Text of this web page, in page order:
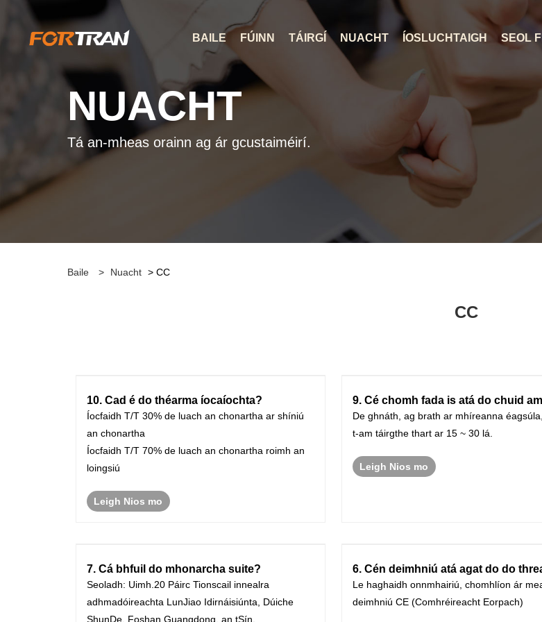
BAILE FÚINN TÁIRGÍ NUACHT ÍOSLUCHTAIGH SEOL
NUACHT
Tá an-mheas orainn ag ár gcustaiméirí.
Baile > Nuacht > CC
CC
10. Cad é do théarma íocaíochta?
Íocfaidh T/T 30% de luach an chonartha ar shíniú
an chonartha
Íocfaidh T/T 70% de luach an chonartha roimh an
loingsiú
Leigh Nios mo
9. Cé chomh fada is atá do chuid
seachadta?
De ghnáth, ag brath ar mhíreanna
t-am táirgthe thart ar 15 ~ 30 lá.
Leigh Nios mo
7. Cá bhfuil do mhonarcha suite?
Seoladh: Uimh.20 Páirc Tionscail innealra
adhmadóireachta LunJiao Idirnáisiúnta, Dúiche
ShunDe, Foshan Guangdong, an tSín.
6. Cén deimhniú atá agat do do
Le haghaidh onnmhairiú, chomhlíon ár
deimhniú CE (Comhréireacht Eorpach)